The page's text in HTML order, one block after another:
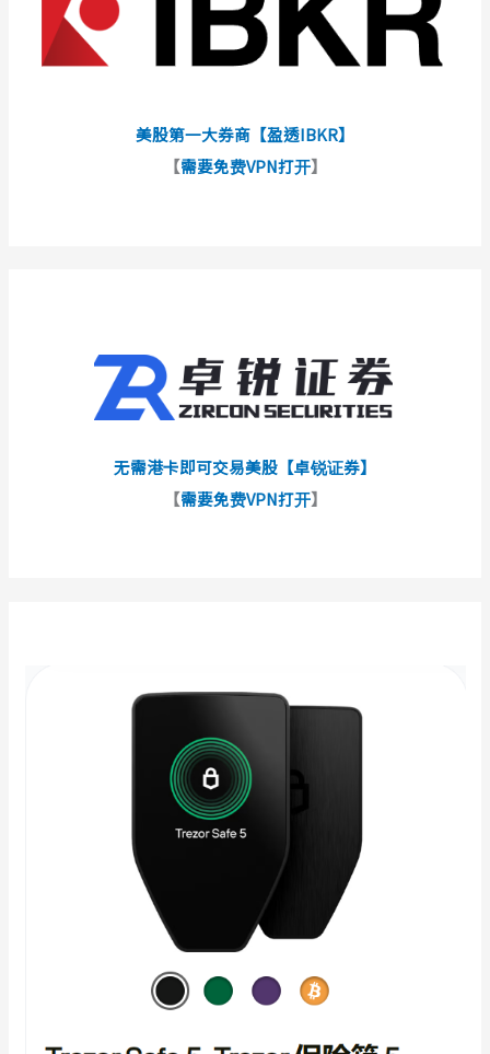
美股第一大券商【盈透IBKR】
【需要免费VPN打开】
无需港卡即可交易美股【卓锐证券】
【需要免费VPN打开】